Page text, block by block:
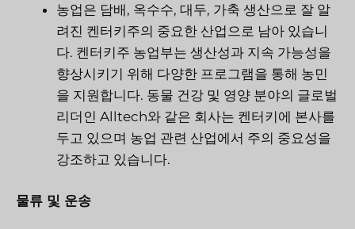
농업은 담배, 옥수수, 대두, 가축 생산으로 잘 알
려진 켄터키주의 중요한 산업으로 남아 있습니
다. 켄터키주 농업부는 생산성과 지속 가능성을
향상시키기 위해 다양한 프로그램을 통해 농민
을 지원합니다. 동물 건강 및 영양 분야의 글로벌
리더인 Alltech와 같은 회사는 켄터키에 본사를
두고 있으며 농업 관련 산업에서 주의 중요성을
강조하고 있습니다.
물류 및 운송